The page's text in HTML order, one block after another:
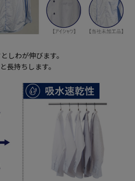
しわが伸びます。
長持ちします。